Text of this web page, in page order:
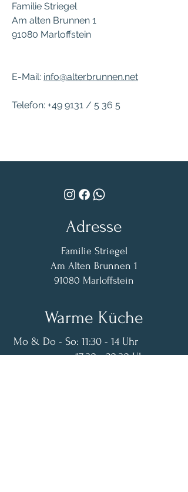
Familie Striegel
Am alten Brunnen 1
91080 Marloffstein
E-Mail: info@alterbrunnen.net
Telefon: +49 9131 / 5 36 5
Adresse
Familie Striegel
Am Alten Brunnen 1
91080 Marloffstein
Warme Küche
Mo & Do - So: 11:30 - 14 Uhr
17:30 - 20:30 Uhr